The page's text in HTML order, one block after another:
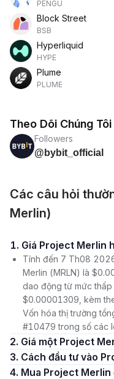
PENGU
Block Street
BSB
Hyperliquid
HYPE
Plume
PLUME
Theo Dõi Chúng
Followers
@bybit_official
Các câu hỏi
Merlin)
1. Giá Project
Tính đến 7 Th08
Merlin (MRLN) là
dao động từ mức
$0.00001309, kèm
Vốn hóa thị trường
#10479 trong số các
2. Giá một Project
3. Cách đầu tư vào
4. Mua Project